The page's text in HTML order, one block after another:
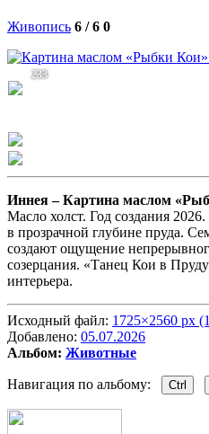
Живопись 6 / 6 0
233
Иннея –Картина маслом
Масло холст. Год создания
в прозрачной глубине пруда.
создают ощущение
созерцания. «Танец Кои в
интерьера.
Исходный файл: 1725×2560 px
Добавлено: 05.07.2026
Альбом: Животные
Навигация по альбому: Ctrl